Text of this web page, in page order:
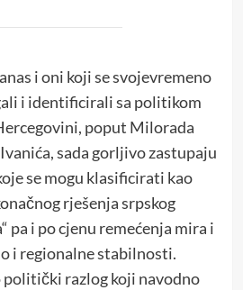
i oni koji se svojevremeno
i identificirali sa politikom
poput Milorada
sada gorljivo zastupaju
se mogu klasificirati kao
rješenja srpskog
pa i po cjenu remećenja mira i
i regionalne stabilnosti.
politički razlog koji navodno